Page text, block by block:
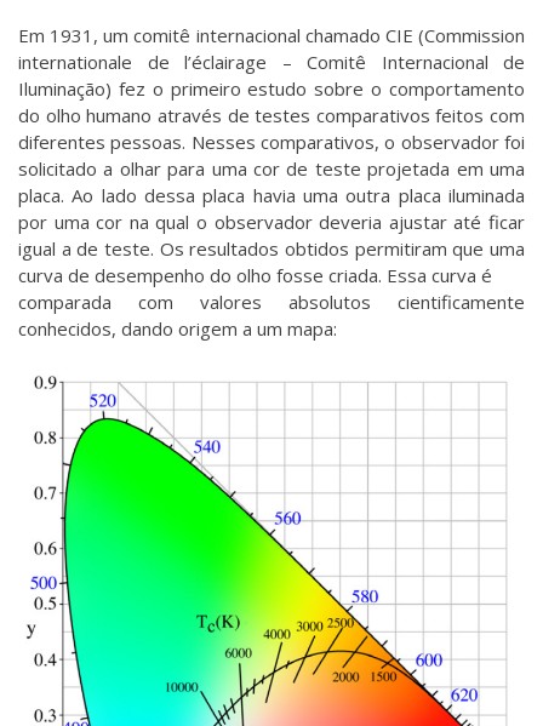
Em 1931, um comitê internacional chamado CIE (Commission
internationale de l’éclairage – Comitê Internacional de
Iluminação) fez o primeiro estudo sobre o comportamento
do olho humano através de testes comparativos feitos com
diferentes pessoas. Nesses comparativos, o observador foi
solicitado a olhar para uma cor de teste projetada em uma
placa. Ao lado dessa placa havia uma outra placa iluminada
por uma cor na qual o observador deveria ajustar até ficar
igual a de teste. Os resultados obtidos permitiram que uma
curva de desempenho do olho fosse criada. Essa curva é
comparada com valores absolutos cientificamente
conhecidos, dando origem a um mapa: